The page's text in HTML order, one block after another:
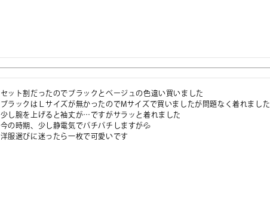
セット割だったのでブラックとベージュの色違い買いました
ブラックはＬサイズが無かったのでMサイズで買いましたが問題なく着れました
少し腕を上げると袖丈が…ですがサラッと着れました
今の時期、少し静電気でパチパチしますが💦
洋服選びに迷ったら一枚で可愛いです